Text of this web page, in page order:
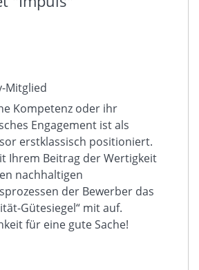
Mitglied
Kompetenz oder ihr
Engagement ist als
erstklassisch positioniert.
Ihrem Beitrag der Wertigkeit
nachhaltigen
der Bewerber das
Gütesiegel“ mit auf.
für eine gute Sache!